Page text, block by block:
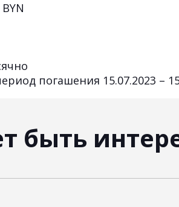
погашения 15.07.2023 –
быть